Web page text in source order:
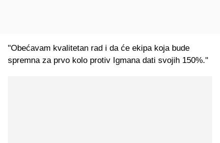
"Obećavam kvalitetan rad i da će ekipa koja bude
spremna za prvo kolo protiv Igmana dati svojih 150%."